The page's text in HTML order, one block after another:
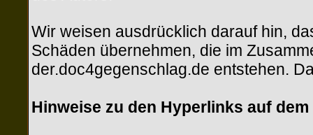
Wir weisen ausdrücklich darauf hin,
Schäden übernehmen, die im
der.doc4gegenschlag.de entstehen.
Hinweise zu den Hyperlinks auf